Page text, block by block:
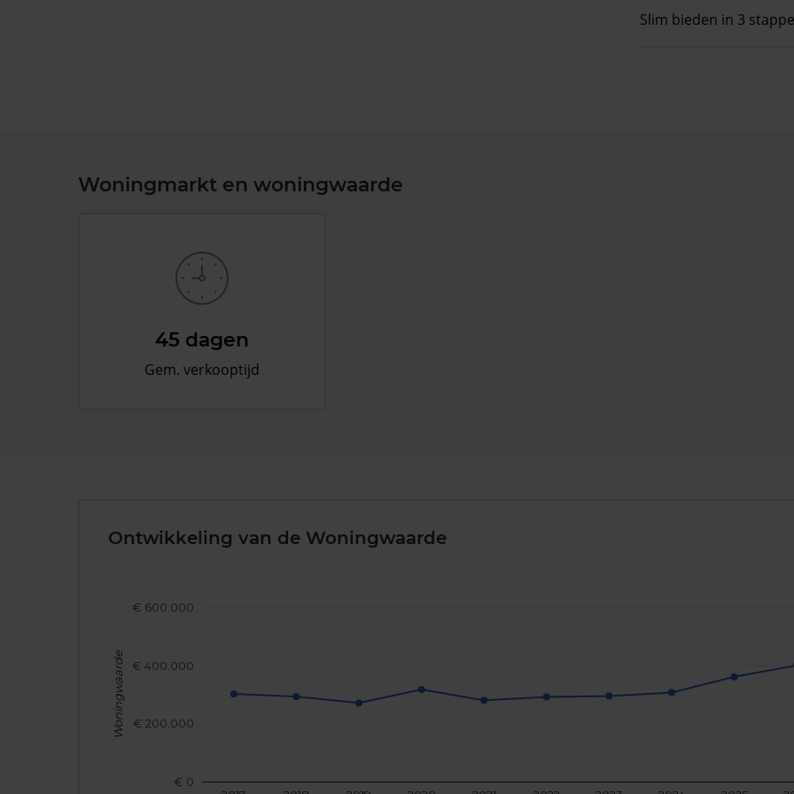
Slim bieden in 3
Woningmarkt en woningwaarde
45 dagen
Gem. verkooptijd
Ontwikkeling van de Woningwaarde
€ 0
€ 200.000
€ 400.000
€ 600.000
Woningwaarde